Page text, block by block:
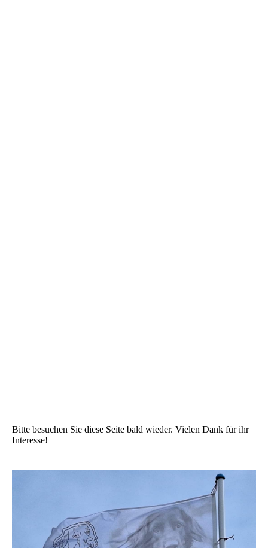
Bitte besuchen Sie diese Seite bald wieder. Vielen Dank für ihr
Interesse!